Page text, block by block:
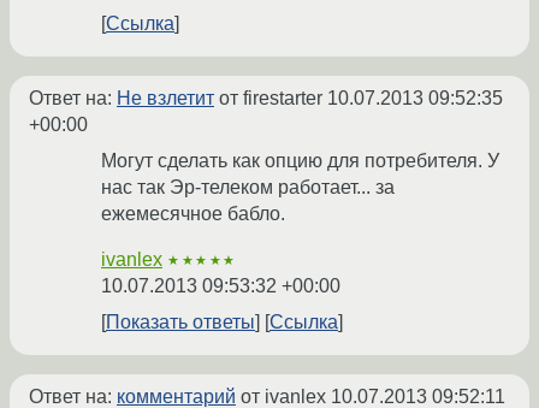
Ссылка
Ответ на: Не взлетит от firestarter 10.07.2013 09:52:35
+00:00
Могут сделать как опцию для потребителя. У
нас так Эр-телеком работает... за
ежемесячное бабло.
ivanlex ★★★★★
10.07.2013 09:53:32 +00:00
Показать ответы
Ссылка
Ответ на: комментарий от ivanlex 10.07.2013 09:52:11